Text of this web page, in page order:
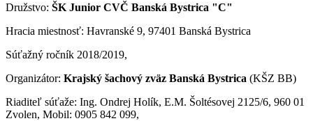
Družstvo: ŠK Junior CVČ Banská Bystrica "C"
Hracia miestnosť: Havranské 9, 97401 Banská Bystrica
Súťažný ročník 2018/2019,
Organizátor: Krajský šachový zväz Banská Bystrica (KŠZ BB)
Riaditeľ súťaže: Ing. Ondrej Holík, E.M. Šoltésovej 2125/6, 960 01
Zvolen, Mobil: 0905 842 099,